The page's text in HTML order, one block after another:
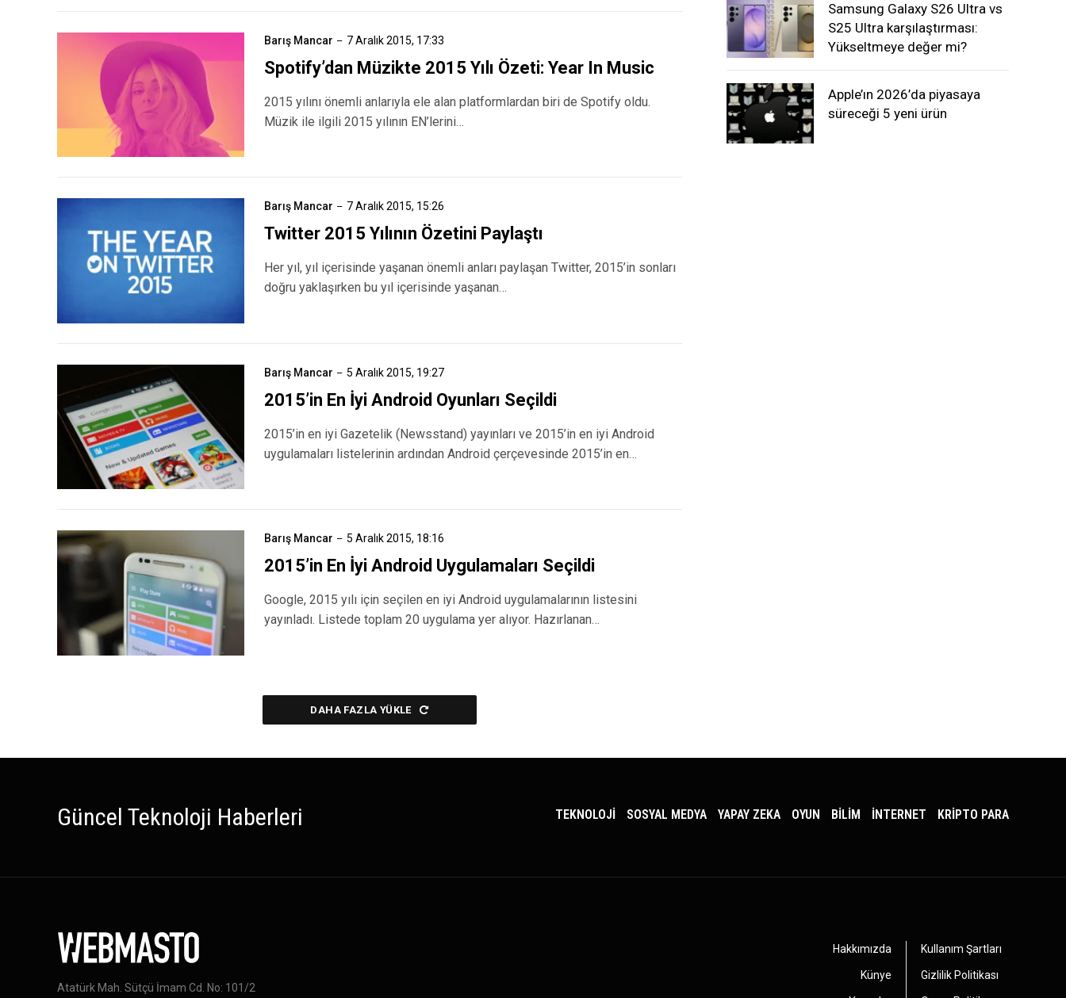
Barış Mancar 7 Aralık 2015, 17:33
Spotify’dan Müzikte 2015 Yılı Özeti: Year In Music
2015 yılını önemli anlarıyla ele alan platformlardan biri de Spotify oldu.
Müzik ile ilgili 2015 yılının EN’lerini…
Barış Mancar 7 Aralık 2015, 15:26
Twitter 2015 Yılının Özetini Paylaştı
Her yıl, yıl içerisinde yaşanan önemli anları paylaşan Twitter, 2015’in sonları
doğru yaklaşırken bu yıl içerisinde yaşanan…
Barış Mancar 5 Aralık 2015, 19:27
2015’in En İyi Android Oyunları Seçildi
2015’in en iyi Gazetelik (Newsstand) yayınları ve 2015’in en iyi Android
uygulamaları listelerinin ardından Android çerçevesinde 2015’in en…
Barış Mancar 5 Aralık 2015, 18:16
2015’in En İyi Android Uygulamaları Seçildi
Google, 2015 yılı için seçilen en iyi Android uygulamalarının listesini
yayınladı. Listede toplam 20 uygulama yer alıyor. Hazırlanan…
DAHA FAZLA YÜKLE
Samsung Galaxy S26 Ultra vs
S25 Ultra karşılaştırması:
Yükseltmeye değer mi?
Apple’ın 2026’da piyasaya
süreceği 5 yeni ürün
Güncel Teknoloji Haberleri TEKNOLOJİ SOSYAL MEDYA YAPAY ZEKA OYUN BİLİM İNTERNET KRİPTO PARA
Atatürk Mah. Sütçü İmam Cd. No: 101/2
Hakkımızda
Künye
Kullanım Şartları
Gizlilik Politikası